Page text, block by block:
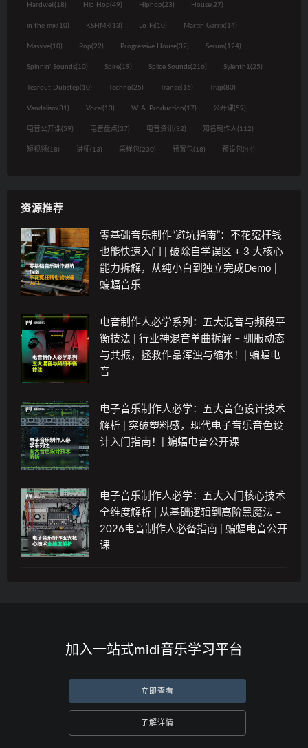
Hardwell (18) Hip Hop(49) Hiphop(23) House(27)
in the mix(10) KSHMR(13) Lo-Fi(10) Martin Garrix(14)
Massive(10) Pop(22) Progressive House(32) Serum(124)
Spinnin' Sounds(10) Spire(19) Splice Sounds(216) Sylenth1(25)
Tearout Dubstep(10) Techno(25) Trance(16) Trap(80)
Vandalism(31) Vocal (13) W. A. Production(17) 公开课(59)
电音公开课(59) 电音盘点(37) 电音资讯(32) 知名制作人(112)
短视频 (18) 讲师(13) 采样包(230) 预置包(18) 预设包(44)
资源推荐
零基础音乐制作“避坑指南”：不花冤枉钱
也能快速入门 | 破除自学误区 + 3 大核心
能力拆解，从纯小白到独立完成Demo |
蝙蝠音乐
电音制作人必学系列：五大混音与频段平
衡技法 | 行业神混音单曲拆解 – 驯服动态
与共振，拯救作品浑浊与缩水！| 蝙蝠电
音
电子音乐制作人必学：五大音色设计技术
解析 | 突破塑料感，现代电子音乐音色设
计入门指南！| 蝙蝠电音公开课
电子音乐制作人必学：五大入门核心技术
全维度解析 | 从基础逻辑到高阶黑魔法 –
2026电音制作人必备指南 | 蝙蝠电音公开
课
加入一站式midi音乐学习平台
立即查看
了解详情